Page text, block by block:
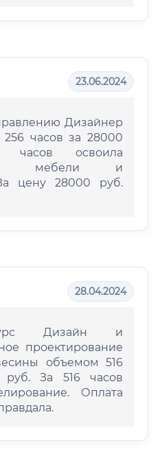
23.06.2024
Дизайнер
часов за 28000
освоила
мебели и
цену 28000 руб.
28.04.2024
Дизайн и
проектирование
объемом 516
За 516 часов
Оплата